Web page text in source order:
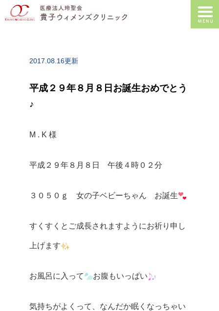
2017.08.16更新
平成２９年８月８日お誕生おめでとう
♪
M . K 様
平成２９年８月８日 午後４時０２分
３０５０ｇ 女の子ベビーちゃん お誕生
すくすくとご成長されますようにお祈り申し
上げます
お風呂に入って お腹もいっぱい
気持ちがよくって、なんだか眠くなっちゃい